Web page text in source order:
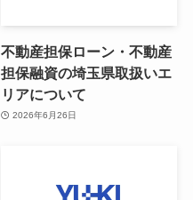
不動産担保ローン・不動産
担保融資の埼玉県取扱いエ
リアについて
2026年6月26日